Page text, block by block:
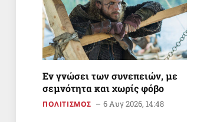
Εν γνώσει των συνεπειών, με
σεμνότητα και χωρίς φόβο
ΠΟΛΙΤΙΣΜΟΣ 6 Αυγ 2026, 14:48